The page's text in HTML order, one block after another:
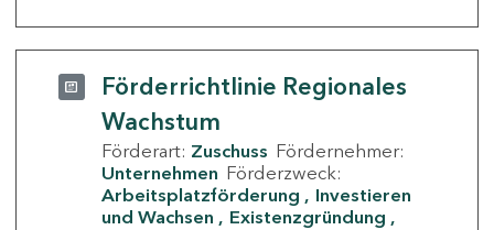
Förderrichtlinie Regionales
Wachstum
Förderart: Zuschuss Fördernehmer:
Unternehmen Förderzweck:
Arbeitsplatzförderung
Investieren
und Wachsen
Existenzgründung